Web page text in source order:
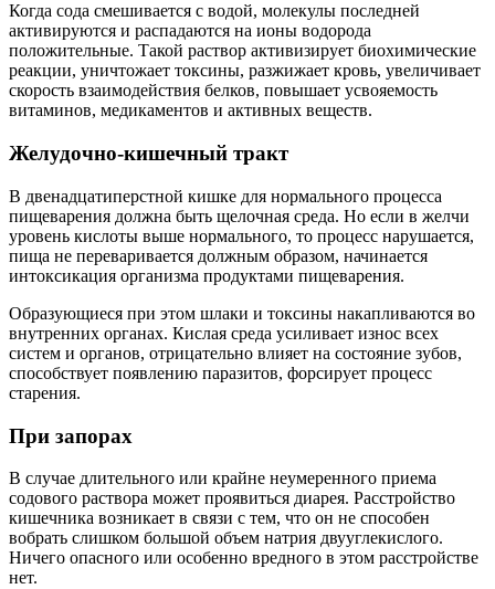
Когда сода смешивается с водой, молекулы последней
активируются и распадаются на ионы водорода
положительные. Такой раствор активизирует биохимические
реакции, уничтожает токсины, разжижает кровь, увеличивает
скорость взаимодействия белков, повышает усвояемость
витаминов, медикаментов и активных веществ.
Желудочно-кишечный тракт
В двенадцатиперстной кишке для нормального процесса
пищеварения должна быть щелочная среда. Но если в желчи
уровень кислоты выше нормального, то процесс нарушается,
пища не переваривается должным образом, начинается
интоксикация организма продуктами пищеварения.
Образующиеся при этом шлаки и токсины накапливаются во
внутренних органах. Кислая среда усиливает износ всех
систем и органов, отрицательно влияет на состояние зубов,
способствует появлению паразитов, форсирует процесс
старения.
При запорах
В случае длительного или крайне неумеренного приема
содового раствора может проявиться диарея. Расстройство
кишечника возникает в связи с тем, что он не способен
вобрать слишком большой объем натрия двууглекислого.
Ничего опасного или особенно вредного в этом расстройстве
нет.